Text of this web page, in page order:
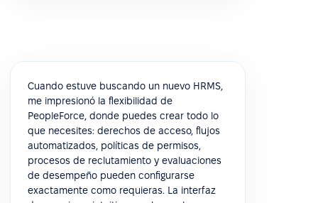
Cuando estuve buscando un nuevo HRMS,
me impresionó la flexibilidad de
PeopleForce, donde puedes crear todo lo
que necesites: derechos de acceso, flujos
automatizados, políticas de permisos,
procesos de reclutamiento y evaluaciones
de desempeño pueden configurarse
exactamente como requieras. La interfaz